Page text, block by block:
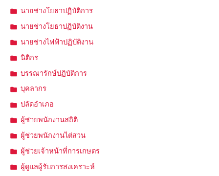
นายช่างโยธาปฏิบัติการ
นายช่างโยธาปฏิบัติงาน
นายช่างไฟฟ้าปฏิบัติงาน
นิติกร
บรรณารักษ์ปฏิบัติการ
บุคลากร
ปลัดอำเภอ
ผู้ช่วยพนักงานสถิติ
ผู้ช่วยพนักงานไต่สวน
ผู้ช่วยเจ้าหน้าที่การเกษตร
ผู้ดูแลผู้รับการสงเคราะห์